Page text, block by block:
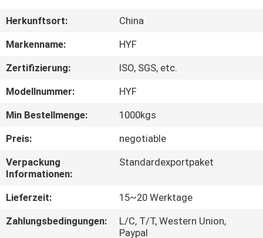
ÜBER
FABRIK-
AUSFLUG
QUALITÄTSKONTROLLE
TRETEN
MIT
Herkunftsort:
China
Markenname:
HYF
Zertifizierung:
ISO, SGS, etc.
Modellnummer:
HYF
Min Bestellmenge:
1000kgs
Preis:
negotiable
Verpackung
Informationen:
Standardexportpaket
Lieferzeit:
15~20 Werktage
Zahlungsbedingungen:
L/C, T/T, Western Union,
Paypal